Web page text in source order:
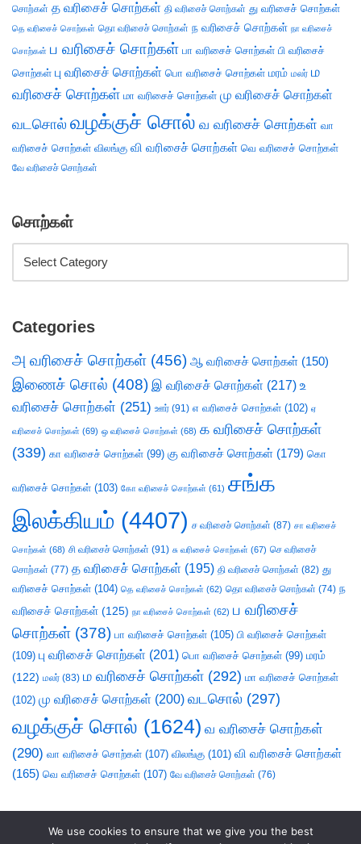
சொற்கள் த வரிசைச் சொற்கள் தி வரிசைச் சொற்கள் து வரிசைச் சொற்கள்
தெ வரிசைச் சொற்கள் தொ வரிசைச் சொற்கள் ந வரிசைச் சொற்கள் நா வரிசைச்
சொற்கள் ப வரிசைச் சொற்கள் பா வரிசைச் சொற்கள் பி வரிசைச்
சொற்கள் பு வரிசைச் சொற்கள் பொ வரிசைச் சொற்கள் மரம் மலர் ம
வரிசைச் சொற்கள் மா வரிசைச் சொற்கள் மு வரிசைச் சொற்கள்
வடசொல் வழக்குச் சொல் வ வரிசைச் சொற்கள் வா
வரிசைச் சொற்கள் விலங்கு வி வரிசைச் சொற்கள் வெ வரிசைச் சொற்கள்
வே வரிசைச் சொற்கள்
சொற்கள்
Categories
அ வரிசைச் சொற்கள் (456) ஆ வரிசைச் சொற்கள் (150)
இணைச் சொல் (408) இ வரிசைச் சொற்கள் (217) உ
வரிசைச் சொற்கள் (251) ஊர் (91) எ வரிசைச் சொற்கள் (102) ஏ
வரிசைச் சொற்கள் (69) ஒ வரிசைச் சொற்கள் (68) க வரிசைச் சொற்கள்
(339) கா வரிசைச் சொற்கள் (99) கு வரிசைச் சொற்கள் (179) கொ
வரிசைச் சொற்கள் (103) கோ வரிசைச் சொற்கள் (61) சங்க
இலக்கியம் (4407) ச வரிசைச் சொற்கள் (87) சா வரிசைச்
சொற்கள் (68) சி வரிசைச் சொற்கள் (91) சு வரிசைச் சொற்கள் (67) செ வரிசைச்
சொற்கள் (77) த வரிசைச் சொற்கள் (195) தி வரிசைச் சொற்கள் (82) து
வரிசைச் சொற்கள் (104) தெ வரிசைச் சொற்கள் (62) தொ வரிசைச் சொற்கள் (74) ந
வரிசைச் சொற்கள் (125) நா வரிசைச் சொற்கள் (62) ப வரிசைச்
சொற்கள் (378) பா வரிசைச் சொற்கள் (105) பி வரிசைச் சொற்கள்
(109) பு வரிசைச் சொற்கள் (201) பொ வரிசைச் சொற்கள் (99) மரம்
(122) மலர் (83) ம வரிசைச் சொற்கள் (292) மா வரிசைச் சொற்கள்
(102) மு வரிசைச் சொற்கள் (200) வடசொல் (297)
வழக்குச் சொல் (1624) வ வரிசைச் சொற்கள்
(290) வா வரிசைச் சொற்கள் (107) விலங்கு (101) வி வரிசைச் சொற்கள்
(165) வெ வரிசைச் சொற்கள் (107) வே வரிசைச் சொற்கள் (76)
We use cookies to ensure that we give you the best